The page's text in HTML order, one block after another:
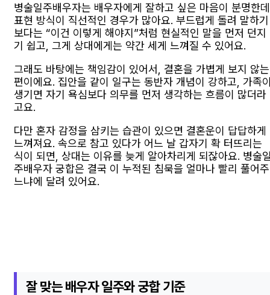
병술일주배우자는 배우자에게 잘하고 싶은 마음이 분명한
표현 방식이 직선적인 경우가 많아요. 부드럽게 돌려 말하기
보다는 “이건 이렇게 해야지”처럼 현실적인 말을 먼저 던지
기 쉽고, 그게 상대에게는 약간 세게 느껴질 수 있어요.
그래도 바탕에는 책임감이 있어서, 결혼을 가볍게 보지 않는
편이에요. 집안을 같이 일구는 동반자 개념이 강하고, 가족
생기면 자기 욕심보다 의무를 먼저 생각하는 흐름이 많더라
고요.
다만 혼자 감정을 삼키는 습관이 있으면 결혼운이 답답하게
느껴져요. 속으로 참고 있다가 어느 날 갑자기 확 터뜨리는
식이 되면, 상대는 이유를 늦게 알아차리게 되잖아요. 병술
주배우자 궁합은 결국 이 누적된 침묵을 얼마나 빨리 풀어주
느냐에 달려 있어요.
잘 맞는 배우자 일주와 궁합 기준